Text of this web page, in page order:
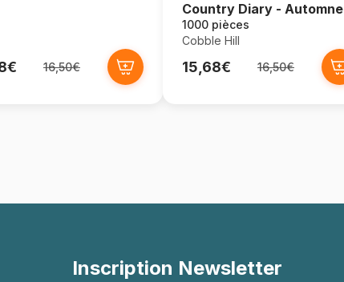
16,50€
Country Diary - Automne
1000 pièces
Cobble Hill
15,68€ 16,50€
Inscription Newsletter